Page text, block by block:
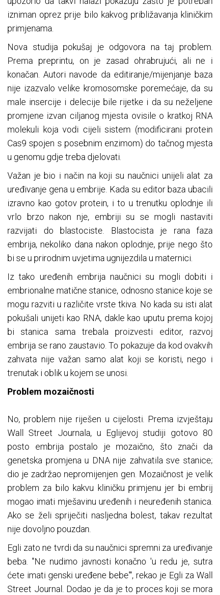
izniman oprez prije bilo kakvog približavanja kliničkim
primjenama.
Nova studija pokušaj je odgovora na taj problem.
Prema preprintu, on je zasad ohrabrujući, ali ne i
konačan. Autori navode da editiranje/mijenjanje baza
nije izazvalo velike kromosomske poremećaje, da su
male insercije i delecije bile rijetke i da su neželjene
promjene izvan ciljanog mjesta ovisile o kratkoj RNA
molekuli koja vodi cijeli sistem (modificirani protein
Cas9 spojen s posebnim enzimom) do tačnog mjesta
u genomu gdje treba djelovati.
Važan je bio i način na koji su naučnici unijeli alat za
uređivanje gena u embrije. Kada su editor baza ubacili
izravno kao gotov protein, i to u trenutku oplodnje ili
vrlo brzo nakon nje, embriji su se mogli nastaviti
razvijati do blastociste. Blastocista je rana faza
embrija, nekoliko dana nakon oplodnje, prije nego što
bi se u prirodnim uvjetima ugnijezdila u maternici.
Iz tako uređenih embrija naučnici su mogli dobiti i
embrionalne matične stanice, odnosno stanice koje se
mogu razviti u različite vrste tkiva. No kada su isti alat
pokušali unijeti kao RNA, dakle kao uputu prema kojoj
bi stanica sama trebala proizvesti editor, razvoj
embrija se rano zaustavio. To pokazuje da kod ovakvih
zahvata nije važan samo alat koji se koristi, nego i
trenutak i oblik u kojem se unosi.
Problem mozaičnosti
No, problem nije riješen u cijelosti. Prema izvještaju
Wall Street Journala, u Eglijevoj studiji gotovo 80
posto embrija postalo je mozaično, što znači da
genetska promjena u DNA nije zahvatila sve stanice;
dio je zadržao nepromijenjen gen. Mozaičnost je velik
problem za bilo kakvu kliničku primjenu jer bi embrij
mogao imati mješavinu uređenih i neuređenih stanica.
Ako se želi spriječiti nasljedna bolest, takav rezultat
nije dovoljno pouzdan.
Egli zato ne tvrdi da su naučnici spremni za uređivanje
beba. "Ne nudimo javnosti konačno 'u redu je, sutra
ćete imati genski uređene bebe'", rekao je Egli za Wall
Street Journal. Dodao je da je to proces koji se mora